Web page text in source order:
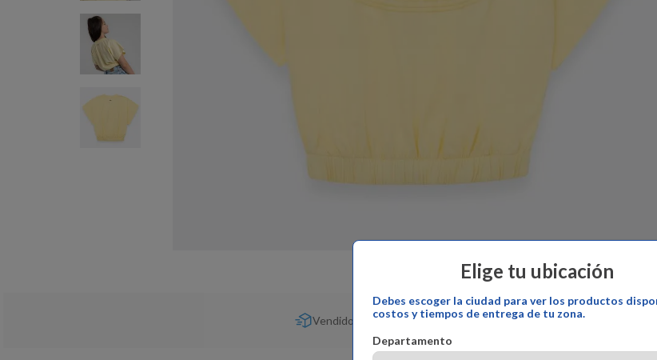
Elige tu ubicación
Debes escoger la ciudad para ver los productos
costos y tiempos de entrega de tu zona.
Departamento
Vendido por:offcorss Cambios y devoluciones:offcorss